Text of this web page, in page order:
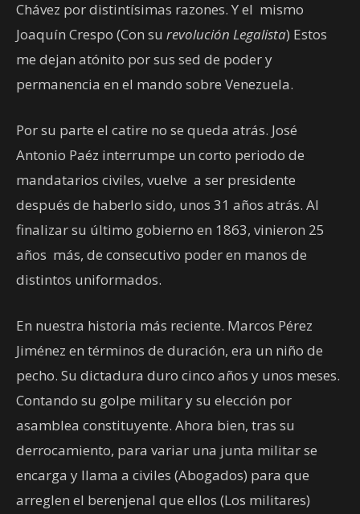
Chávez por distintísimas razones. Y el mismo
Joaquín Crespo (Con su revolución Legalista) Estos
me dejan atónito por sus sed de poder y
permanencia en el mando sobre Venezuela.
Por su parte el catire no se queda atrás. José
Antonio Paéz interrumpe un corto periodo de
mandatarios civiles, vuelve a ser presidente
después de haberlo sido, unos 31 años atrás. Al
finalizar su último gobierno en 1863, vinieron 25
años más, de consecutivo poder en manos de
distintos uniformados.
En nuestra historia más reciente. Marcos Pérez
Jiménez en términos de duración, era un niño de
pecho. Su dictadura duro cinco años y unos meses.
Contando su golpe militar y su elección por
asamblea constituyente. Ahora bien, tras su
derrocamiento, para variar una junta militar se
encarga y llama a civiles (Abogados) para que
arreglen el berenjenal que ellos (Los militares)